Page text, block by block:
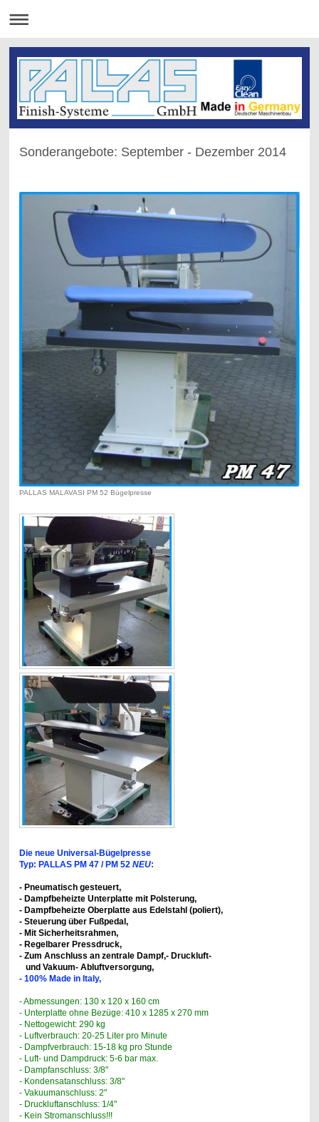
Sonderangebote: September - Dezember 2014
PALLAS MALAVASI PM 52 Bügelpresse
Die neue Universal-Bügelpresse
Typ: PALLAS PM 47 / PM 52 NEU:
- Pneumatisch gesteuert,
- Dampfbeheizte Unterplatte mit Polsterung,
- Dampfbeheizte Oberplatte aus Edelstahl (poliert),
- Steuerung über Fußpedal,
- Mit Sicherheitsrahmen,
- Regelbarer Pressdruck,
- Zum Anschluss an zentrale Dampf,- Druckluft-
und Vakuum- Abluftversorgung,
- 100% Made in Italy,
- Abmessungen: 130 x 120 x 160 cm
- Unterplatte ohne Bezüge: 410 x 1285 x 270 mm
- Nettogewicht: 290 kg
- Luftverbrauch: 20-25 Liter pro Minute
- Dampfverbrauch: 15-18 kg pro Stunde
- Luft- und Dampdruck: 5-6 bar max.
- Dampfanschluss: 3/8"
- Kondensatanschluss: 3/8"
- Vakuumanschluss: 2"
- Druckluftanschluss: 1/4"
- Kein Stromanschluss!!!